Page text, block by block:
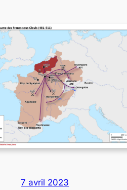
7 avril 2023